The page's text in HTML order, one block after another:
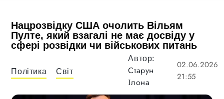
Нацрозвідку США очолить Вільям
Пулте, який взагалі не має досвіду у
сфері розвідки чи військових питань
Політика Світ
Автор:
Старун
Ілона
02.06.2026
21:55